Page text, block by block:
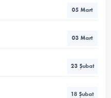
05 Mart
03 Mart
23 Şubat
18 Şubat